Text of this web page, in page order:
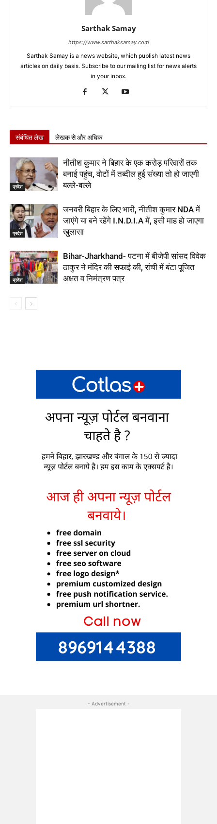
Sarthak Samay
https://www.sarthaksamay.com
Sarthak Samay is a news website, which publish latest news
articles on daily basis. Subscribe to our mailing list for news alerts
in your inbox.
संबंधित लेख लेखक से और अधिक
प्रदेश
नीतीश कुमार ने बिहार के एक करोड़ परिवारों तक
बनाई पहुंच, वोटों में तब्दील हुई संख्या तो हो जाएगी
बल्ले-बल्ले
प्रदेश
जनवरी बिहार के लिए भारी, नीतीश कुमार NDA में
जाएंगे या बने रहेंगे I.N.D.I.A में, इसी माह हो जाएगा
खुलासा
प्रदेश
Bihar-Jharkhand- पटना में बीजेपी सांसद विवेक
ठाकुर ने मंदिर की सफाई की, रांची में बंटा पूजित
अक्षत व निमंत्रण पत्र
- Advertisement -